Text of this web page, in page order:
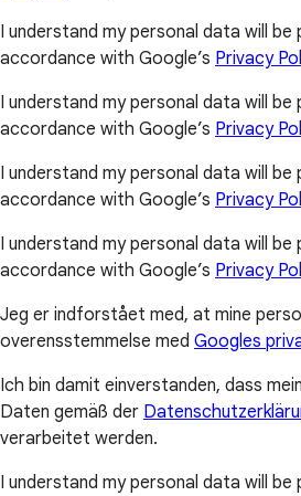
I understand my personal data will be
accordance with Google’s Privacy
I understand my personal data will be
accordance with Google’s Privacy
I understand my personal data will be
accordance with Google’s Privacy
I understand my personal data will be
accordance with Google’s Privacy
Jeg er indforstået med, at mine
overensstemmelse med Googles
Ich bin damit einverstanden, dass
Daten gemäß der
verarbeitet werden.
I understand my personal data will be